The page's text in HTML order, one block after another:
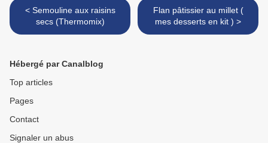
< Semouline aux raisins
secs (Thermomix)
Flan pâtissier au millet (
mes desserts en kit ) >
Hébergé par Canalblog
Top articles
Pages
Contact
Signaler un abus